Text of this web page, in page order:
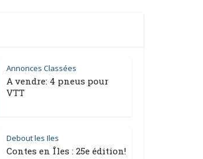
Annonces Classées
A vendre: 4 pneus pour
VTT
Debout les Iles
Contes en Îles : 25e édition!